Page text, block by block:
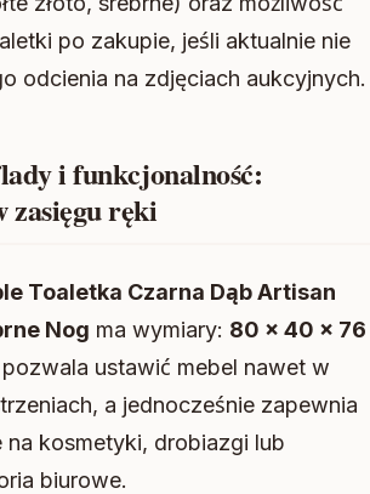
po zakupie, jeśli aktualnie nie
odcienia na zdjęciach aukcyjnych.
i funkcjonalność:
zasięgu ręki
Toaletka Czarna Dąb Artisan
Nog ma wymiary: 80 x 40 x 76
ustawić mebel nawet w
a jednocześnie zapewnia
kosmetyki, drobiazgi lub
biurowe.